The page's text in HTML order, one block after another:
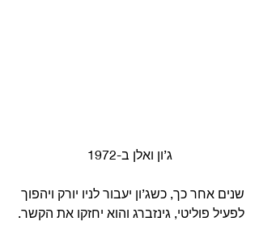
ג’ון ואלן ב-1972
שנים אחר כך, כשג’ון יעבור לניו יורק ויהפוך
לפעיל פוליטי, גינזברג והוא יחזקו את הקשר.